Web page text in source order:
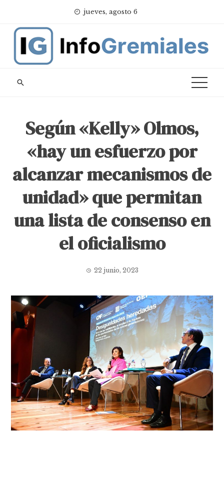
content
jueves, agosto 6
Según «Kelly» Olmos,
«hay un esfuerzo por
alcanzar mecanismos de
unidad» que permitan
una lista de consenso en
el oficialismo
22 junio, 2023